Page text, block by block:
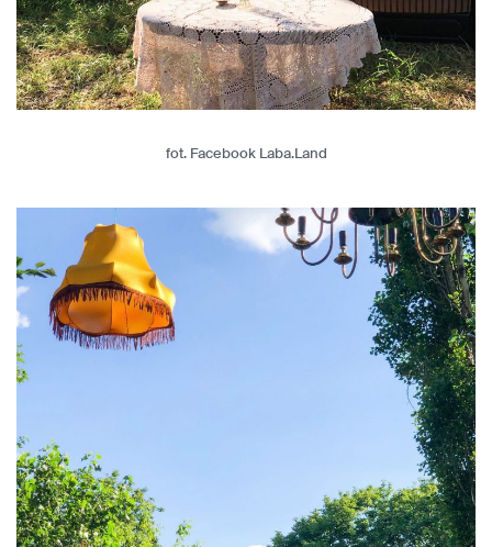
fot. Facebook Laba.Land